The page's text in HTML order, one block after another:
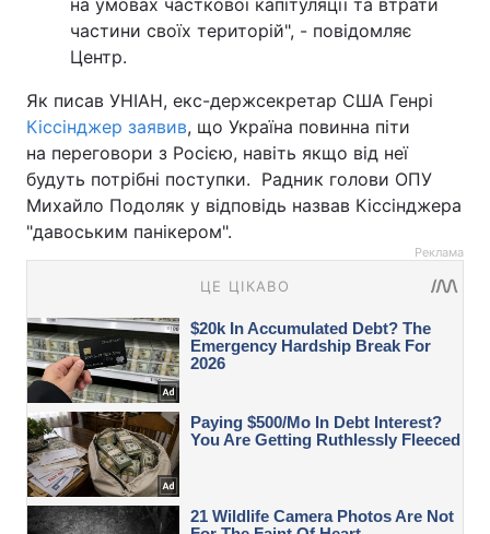
частини своїх територій", - повідомляє
Центр.
Як писав УНІАН, екс-держсекретар США Генрі
Кіссінджер заявив, що Україна повинна піти
на переговори з Росією, навіть якщо від неї
будуть потрібні поступки. Радник голови ОПУ
Михайло Подоляк у відповідь назвав Кіссінджера
"давоським панікером".
Реклама